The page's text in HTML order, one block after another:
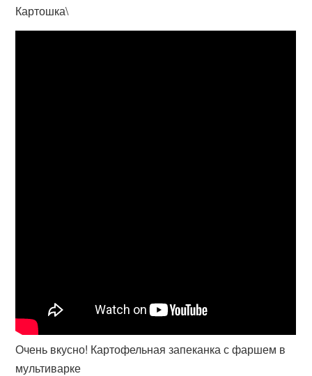
Картошка\
Очень вкусно! Картофельная запеканка с фаршем в
мультиварке